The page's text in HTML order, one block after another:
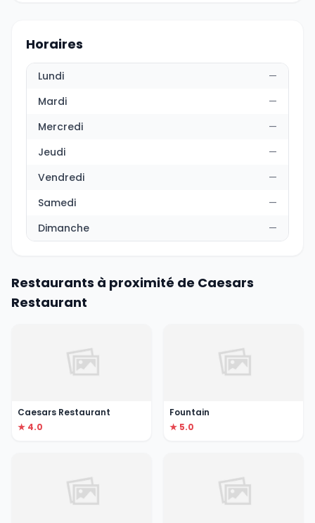
Horaires
Lundi
—
Mardi
—
Mercredi
—
Jeudi
—
Vendredi
—
Samedi
—
Dimanche
—
Restaurants à proximité de Caesars
Restaurant
Caesars Restaurant
★ 4.0
Fountain
★ 5.0